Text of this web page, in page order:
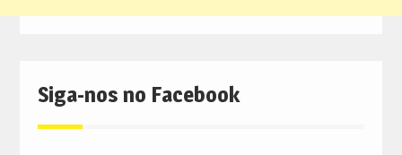
Siga-nos no Facebook